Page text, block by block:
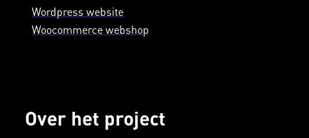
Wordpress website
Woocommerce webshop
Over het project